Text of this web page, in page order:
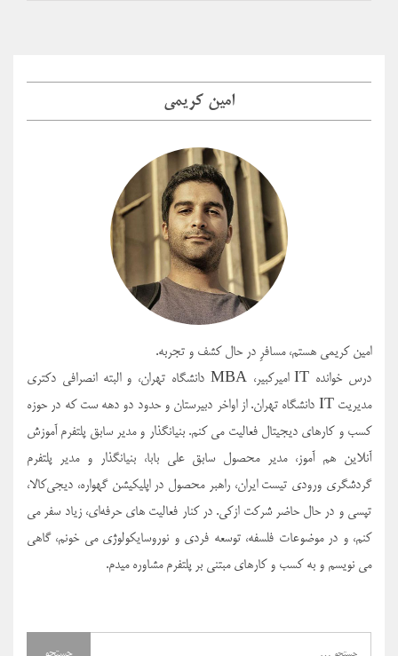
امین کریمی
امین کریمی هستم، مسافرِ در حال کشف و تجربه.
درس خوانده IT امیرکبیر، MBA دانشگاه تهران، و البته انصرافی دکتری
مدیریت IT دانشگاه تهران. از اواخر دبیرستان و حدود دو دهه ست که در حوزه
کسب و کارهای دیجیتال فعالیت می کنم. بنیانگذار و مدیر سابق پلتفرم آموزش
آنلاین هم آموز، مدیر محصول سابق علی بابا، بنیانگذار و مدیر پلتفرم
گردشگری ورودی تیست ایران، راهبر محصول در اپلیکیشن گهواره، دیجی‌کالا،
تپسی و در حال حاضر شرکت ازکی. در کنار فعالیت های حرفه‌ای، زیاد سفر می
کنم، و در موضوعات فلسفه، توسعه فردی و نوروسایکولوژی می خونم، گاهی
می نویسم و به کسب و کارهای مبتنی بر پلتفرم مشاوره میدم.